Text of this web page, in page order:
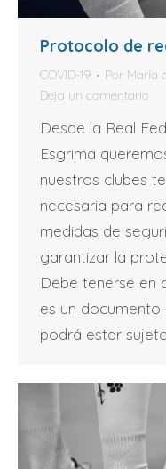
Protocolo de
COVID-19 Por María
Deja un comentario
Desde la Real
Esgrima
nuestros clubes
necesaria para
medidas de
garantizar la
Debe tenerse en
es un
podrá estar